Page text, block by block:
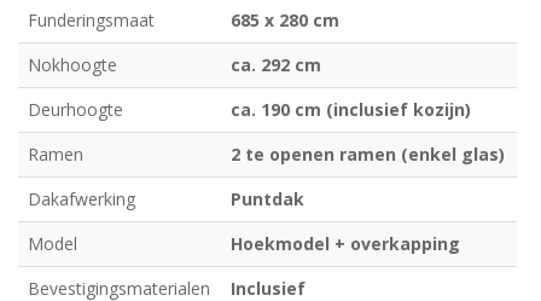
Funderingsmaat
685 x 280 cm
Nokhoogte
ca. 292 cm
Deurhoogte
ca. 190 cm (inclusief kozijn)
Ramen
2 te openen ramen (enkel glas)
Dakafwerking
Puntdak
Model
Hoekmodel + overkapping
Bevestigingsmaterialen
Inclusief